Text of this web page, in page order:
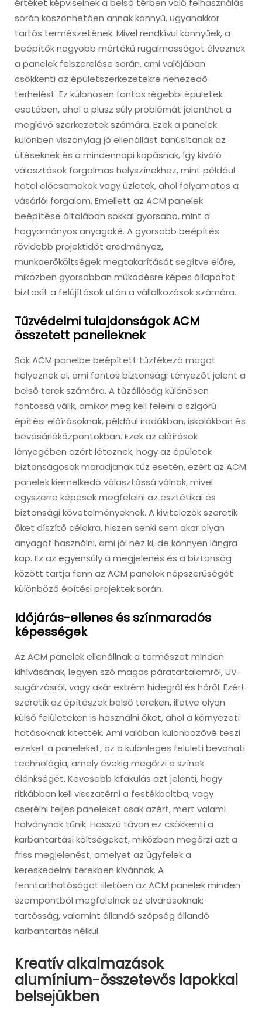
értéket képviselnek a belső térben való felhasználás
során köszönhetően annak könnyű, ugyanakkor
tartós természetének. Mivel rendkívül könnyűek, a
beépítők nagyobb mértékű rugalmasságot élveznek
a panelek felszerelése során, ami valójában
csökkenti az épületszerkezetekre nehezedő
terhelést. Ez különösen fontos régebbi épületek
esetében, ahol a plusz súly problémát jelenthet a
meglévő szerkezetek számára. Ezek a panelek
különben viszonylag jó ellenállást tanúsítanak az
ütéseknek és a mindennapi kopásnak, így kiváló
választások forgalmas helyszínekhez, mint például
hotel előcsarnokok vagy üzletek, ahol folyamatos a
vásárlói forgalom. Emellett az ACM panelek
beépítése általában sokkal gyorsabb, mint a
hagyományos anyagoké. A gyorsabb beépítés
rövidebb projektidőt eredményez,
munkaerőköltségek megtakarítását segítve előre,
miközben gyorsabban működésre képes állapotot
biztosít a felújítások után a vállalkozások számára.
Tűzvédelmi tulajdonságok ACM
összetett panelleknek
Sok ACM panelbe beépített tűzfékező magot
helyeznek el, ami fontos biztonsági tényezőt jelent a
belső terek számára. A tűzállóság különösen
fontossá válik, amikor meg kell felelni a szigorú
építési előírásoknak, például irodákban, iskolákban és
bevásárlóközpontokban. Ezek az előírások
lényegében azért léteznek, hogy az épületek
biztonságosak maradjanak tűz esetén, ezért az ACM
panelek kiemelkedő választássá válnak, mivel
egyszerre képesek megfelelni az esztétikai és
biztonsági követelményeknek. A kivitelezők szeretik
őket díszítő célokra, hiszen senki sem akar olyan
anyagot használni, ami jól néz ki, de könnyen lángra
kap. Ez az egyensúly a megjelenés és a biztonság
között tartja fenn az ACM panelek népszerűségét
különböző építési projektek során.
Időjárás-ellenes és színmaradós
képességek
Az ACM panelek ellenállnak a természet minden
kihívásának, legyen szó magas páratartalomról, UV-
sugárzásról, vagy akár extrém hidegről és hőről. Ezért
szeretik az építészek belső tereken, illetve olyan
külső felületeken is használni őket, ahol a környezeti
hatásoknak kitették. Ami valóban különbözővé teszi
ezeket a paneleket, az a különleges felületi bevonati
technológia, amely évekig megőrzi a színek
élénkségét. Kevesebb kifakulás azt jelenti, hogy
ritkábban kell visszatérni a festékboltba, vagy
cserélni teljes paneleket csak azért, mert valami
halványnak tűnik. Hosszú távon ez csökkenti a
karbantartási költségeket, miközben megőrzi azt a
friss megjelenést, amelyet az ügyfelek a
kereskedelmi terekben kívánnak. A
fenntarthatóságot illetően az ACM panelek minden
szempontból megfelelnek az elvárásoknak:
tartósság, valamint állandó szépség állandó
karbantartás nélkül.
Kreatív alkalmazások
alumínium-összetevős lapokkal
belsejükben